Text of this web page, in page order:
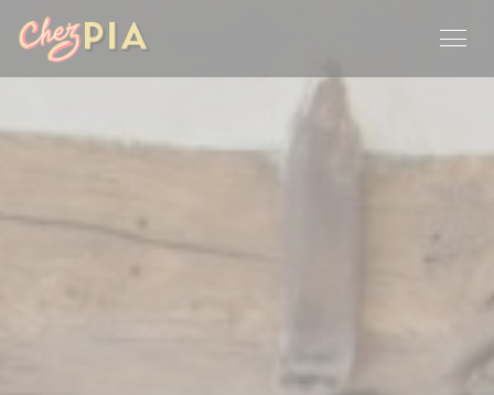
Personnalisation de vos choix en matière de cookies